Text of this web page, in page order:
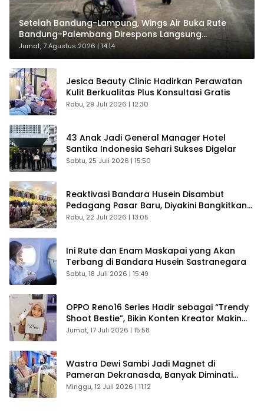
Setelah Bandung-Lampung, Wings Air Buka Rute
Bandung-Palembang Direspons Langsung
Penumpang
Jumat, 7 Agustus 2026 | 14:14
Jesica Beauty Clinic Hadirkan Perawatan
Kulit Berkualitas Plus Konsultasi Gratis
Rabu, 29 Juli 2026 | 12:30
43 Anak Jadi General Manager Hotel
Santika Indonesia Sehari Sukses Digelar
Sabtu, 25 Juli 2026 | 15:50
Reaktivasi Bandara Husein Disambut
Pedagang Pasar Baru, Diyakini Bangkitkan
Kembali Ekonomi Bandung
Rabu, 22 Juli 2026 | 13:05
Ini Rute dan Enam Maskapai yang Akan
Terbang di Bandara Husein Sastranegara
Sabtu, 18 Juli 2026 | 15:49
OPPO Reno16 Series Hadir sebagai “Trendy
Shoot Bestie”, Bikin Konten Kreator Makin
Betah
Jumat, 17 Juli 2026 | 15:58
Wastra Dewi Sambi Jadi Magnet di
Pameran Dekranasda, Banyak Diminati
Pengunjung
Minggu, 12 Juli 2026 | 11:12